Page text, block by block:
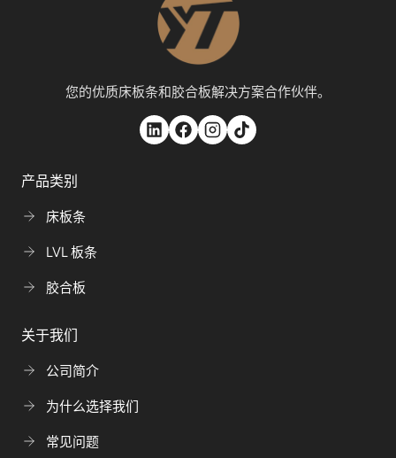
您的优质床板条和胶合板解决方案合作伙伴。
产品类别
床板条
LVL 板条
胶合板
关于我们
公司简介
为什么选择我们
常见问题